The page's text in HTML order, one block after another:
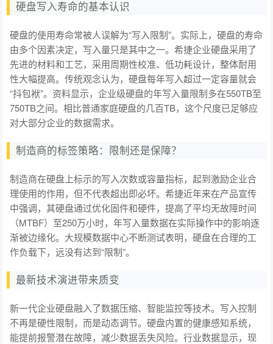
硬盘写入寿命的基本认识
硬盘的使用寿命常被人误解为“写入限制”。实际上，硬盘的寿命
由多个因素决定，写入量只是其中之一。希捷企业硬盘采用了
先进的材料和工艺，采用周期性校准、低功耗设计，整体耐用
性大幅提高。传统观念认为，硬盘每年写入超过一定容量就会
“抖包袱”。资料显示，企业级硬盘的年写入量限制多在550TB至
750TB之间。相比普通家庭硬盘的几百TB，这个尺度已足够应
对大部分企业的数据需求。
制造商的标签策略：限制还是保障？
制造商在硬盘上标示的写入次数或容量指标，起到激励企业合
理使用的作用，但不代表超出即必坏。希捷近年来在产品宣传
中强调，其硬盘通过优化固件和硬件，提高了平均无故障时间
（MTBF）至250万小时，年写入量数据在实际操作中的影响逐
渐被边缘化。大规模数据中心不断测试表明，硬盘在合理的工
作负载下，远没有达到“限制”。
最新技术演进带来质变
新一代企业硬盘融入了数据压缩、智能监控等技术。写入控制
不再是硬性限制，而是动态调节。硬盘内置的健康感知系统，
能提前报警潜在故障，减少数据丢失风险。行业数据显示，现